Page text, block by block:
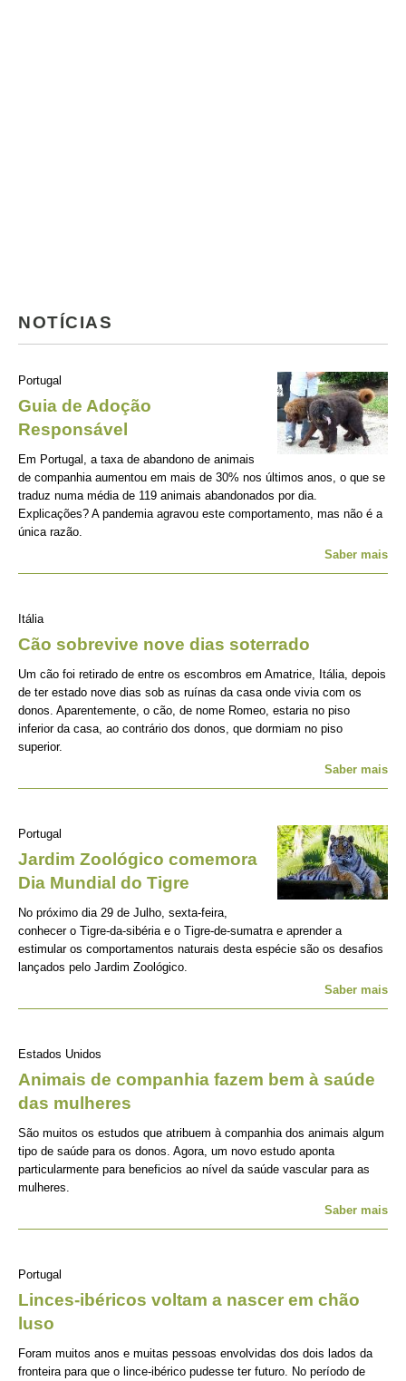
NOTÍCIAS
Portugal
Guia de Adoção
Responsável
Em Portugal, a taxa de abandono de animais
de companhia aumentou em mais de 30% nos últimos anos, o que se
traduz numa média de 119 animais abandonados por dia.
Explicações? A pandemia agravou este comportamento, mas não é a
única razão.
Saber mais
Itália
Cão sobrevive nove dias soterrado
Um cão foi retirado de entre os escombros em Amatrice, Itália, depois
de ter estado nove dias sob as ruínas da casa onde vivia com os
donos. Aparentemente, o cão, de nome Romeo, estaria no piso
inferior da casa, ao contrário dos donos, que dormiam no piso
superior.
Saber mais
Portugal
Jardim Zoológico comemora
Dia Mundial do Tigre
No próximo dia 29 de Julho, sexta-feira,
conhecer o Tigre-da-sibéria e o Tigre-de-sumatra e aprender a
estimular os comportamentos naturais desta espécie são os desafios
lançados pelo Jardim Zoológico.
Saber mais
Estados Unidos
Animais de companhia fazem bem à saúde
das mulheres
São muitos os estudos que atribuem à companhia dos animais algum
tipo de saúde para os donos. Agora, um novo estudo aponta
particularmente para beneficios ao nível da saúde vascular para as
mulheres.
Saber mais
Portugal
Linces-ibéricos voltam a nascer em chão
luso
Foram muitos anos e muitas pessoas envolvidas dos dois lados da
fronteira para que o lince-ibérico pudesse ter futuro. No período de